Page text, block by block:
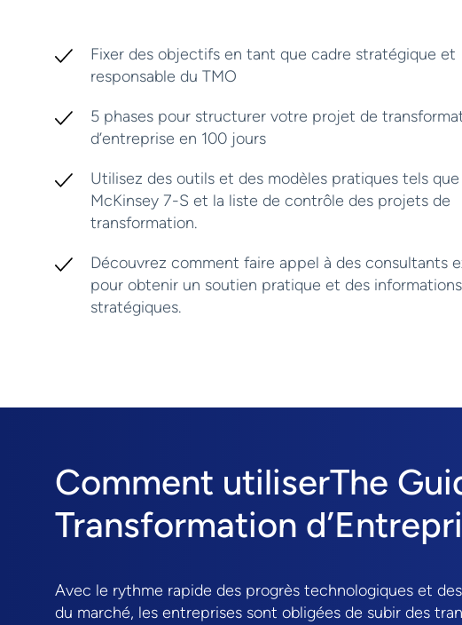
Fixer des objectifs en tant que cadre stratégique et
responsable du TMO
5 phases pour structurer votre projet de
d’entreprise en 100 jours
Utilisez des outils et des modèles pratiques tels
McKinsey 7-S et la liste de contrôle des projets de
transformation.
Découvrez comment faire appel à des consultants
pour obtenir un soutien pratique et des informations
stratégiques.
Comment utiliserThe
Transformation
Avec le rythme rapide des progrès technologiques et
du marché, les entreprises sont obligées de subir des